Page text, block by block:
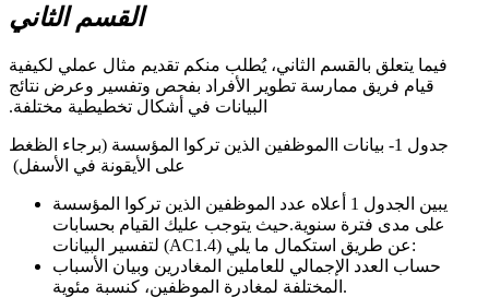
القسم الثاني
فيما يتعلق بالقسم الثاني، يُطلب منكم تقديم مثال عملي لكيفية
قيام فريق ممارسة تطوير الأفراد بفحص وتفسير وعرض نتائج
البيانات في أشكال تخطيطية مختلفة.
جدول 1- بيانات االموظفين الذين تركوا المؤسسة (برجاء الظغط
على الأيقونة في الأسفل)
يبين الجدول 1 أعلاه عدد الموظفين الذين تركوا المؤسسة
على مدى فترة سنوية.حيث يتوجب عليك القيام بحسابات
لتفسير البيانات (AC1.4) عن طريق استكمال ما يلي:
حساب العدد الإجمالي للعاملين المغادرين وبيان الأسباب
المختلفة لمغادرة الموظفين، كنسبة مئوية.